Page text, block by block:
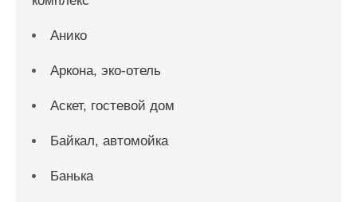
Анико
Аркона, эко-отель
Аскет, гостевой дом
Байкал, автомойка
Банька